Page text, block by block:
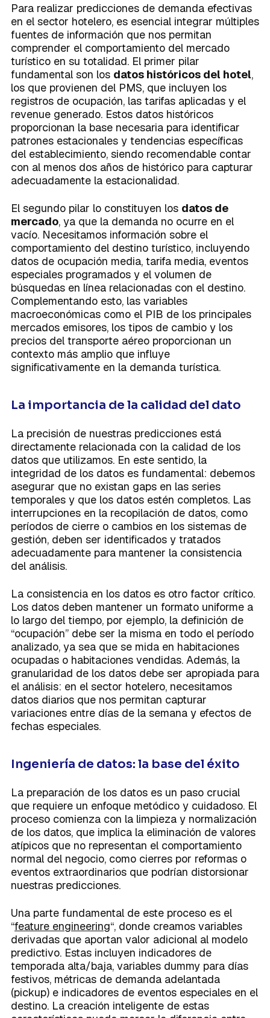
Para realizar predicciones de demanda efectivas
en el sector hotelero, es esencial integrar múltiples
fuentes de información que nos permitan
comprender el comportamiento del mercado
turístico en su totalidad. El primer pilar
fundamental son los datos históricos del hotel,
los que provienen del PMS, que incluyen los
registros de ocupación, las tarifas aplicadas y el
revenue generado. Estos datos históricos
proporcionan la base necesaria para identificar
patrones estacionales y tendencias específicas
del establecimiento, siendo recomendable contar
con al menos dos años de histórico para capturar
adecuadamente la estacionalidad.
El segundo pilar lo constituyen los datos de
mercado, ya que la demanda no ocurre en el
vacío. Necesitamos información sobre el
comportamiento del destino turístico, incluyendo
datos de ocupación media, tarifa media, eventos
especiales programados y el volumen de
búsquedas en línea relacionadas con el destino.
Complementando esto, las variables
macroeconómicas como el PIB de los principales
mercados emisores, los tipos de cambio y los
precios del transporte aéreo proporcionan un
contexto más amplio que influye
significativamente en la demanda turística.
La importancia de la calidad del dato
La precisión de nuestras predicciones está
directamente relacionada con la calidad de los
datos que utilizamos. En este sentido, la
integridad de los datos es fundamental: debemos
asegurar que no existan gaps en las series
temporales y que los datos estén completos. Las
interrupciones en la recopilación de datos, como
períodos de cierre o cambios en los sistemas de
gestión, deben ser identificados y tratados
adecuadamente para mantener la consistencia
del análisis.
La consistencia en los datos es otro factor crítico.
Los datos deben mantener un formato uniforme a
lo largo del tiempo, por ejemplo, la definición de
“ocupación” debe ser la misma en todo el período
analizado, ya sea que se mida en habitaciones
ocupadas o habitaciones vendidas. Además, la
granularidad de los datos debe ser apropiada para
el análisis: en el sector hotelero, necesitamos
datos diarios que nos permitan capturar
variaciones entre días de la semana y efectos de
fechas especiales.
Ingeniería de datos: la base del éxito
La preparación de los datos es un paso crucial
que requiere un enfoque metódico y cuidadoso. El
proceso comienza con la limpieza y normalización
de los datos, que implica la eliminación de valores
atípicos que no representan el comportamiento
normal del negocio, como cierres por reformas o
eventos extraordinarios que podrían distorsionar
nuestras predicciones.
Una parte fundamental de este proceso es el
“feature engineering“, donde creamos variables
derivadas que aportan valor adicional al modelo
predictivo. Estas incluyen indicadores de
temporada alta/baja, variables dummy para días
festivos, métricas de demanda adelantada
(pickup) e indicadores de eventos especiales en el
destino. La creación inteligente de estas